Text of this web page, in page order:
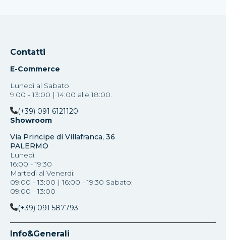
Contatti
E-Commerce
Lunedì al Sabato
9:00 - 13:00 | 14:00 alle 18:00.
(+39) 091 6121120
Showroom
Via Principe di Villafranca, 36
PALERMO
Lunedì:
16:00 - 19:30
Martedì al Venerdi:
09:00 - 13:00 | 16:00 - 19:30 Sabato:
09:00 - 13:00
(+39) 091 587793
Info&Generali